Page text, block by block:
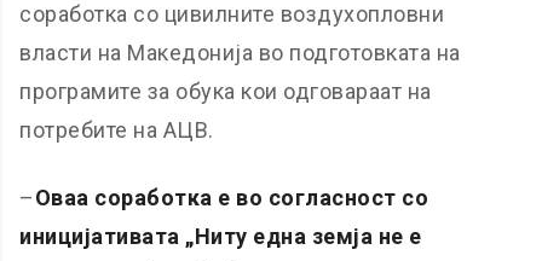
соработка со цивилните воздухопловни
власти на Македонија во подготовката на
програмите за обука кои одговараат на
потребите на АЦВ.
–Оваа соработка е во согласност со
иницијативата „Ниту една земја не е